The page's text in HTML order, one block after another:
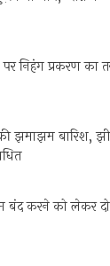
निहंग प्रकरण का
झमाझम बारिश,
बंद करने को लेकर